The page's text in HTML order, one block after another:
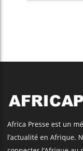
Africa Presse est un
l’actualité en Afrique.